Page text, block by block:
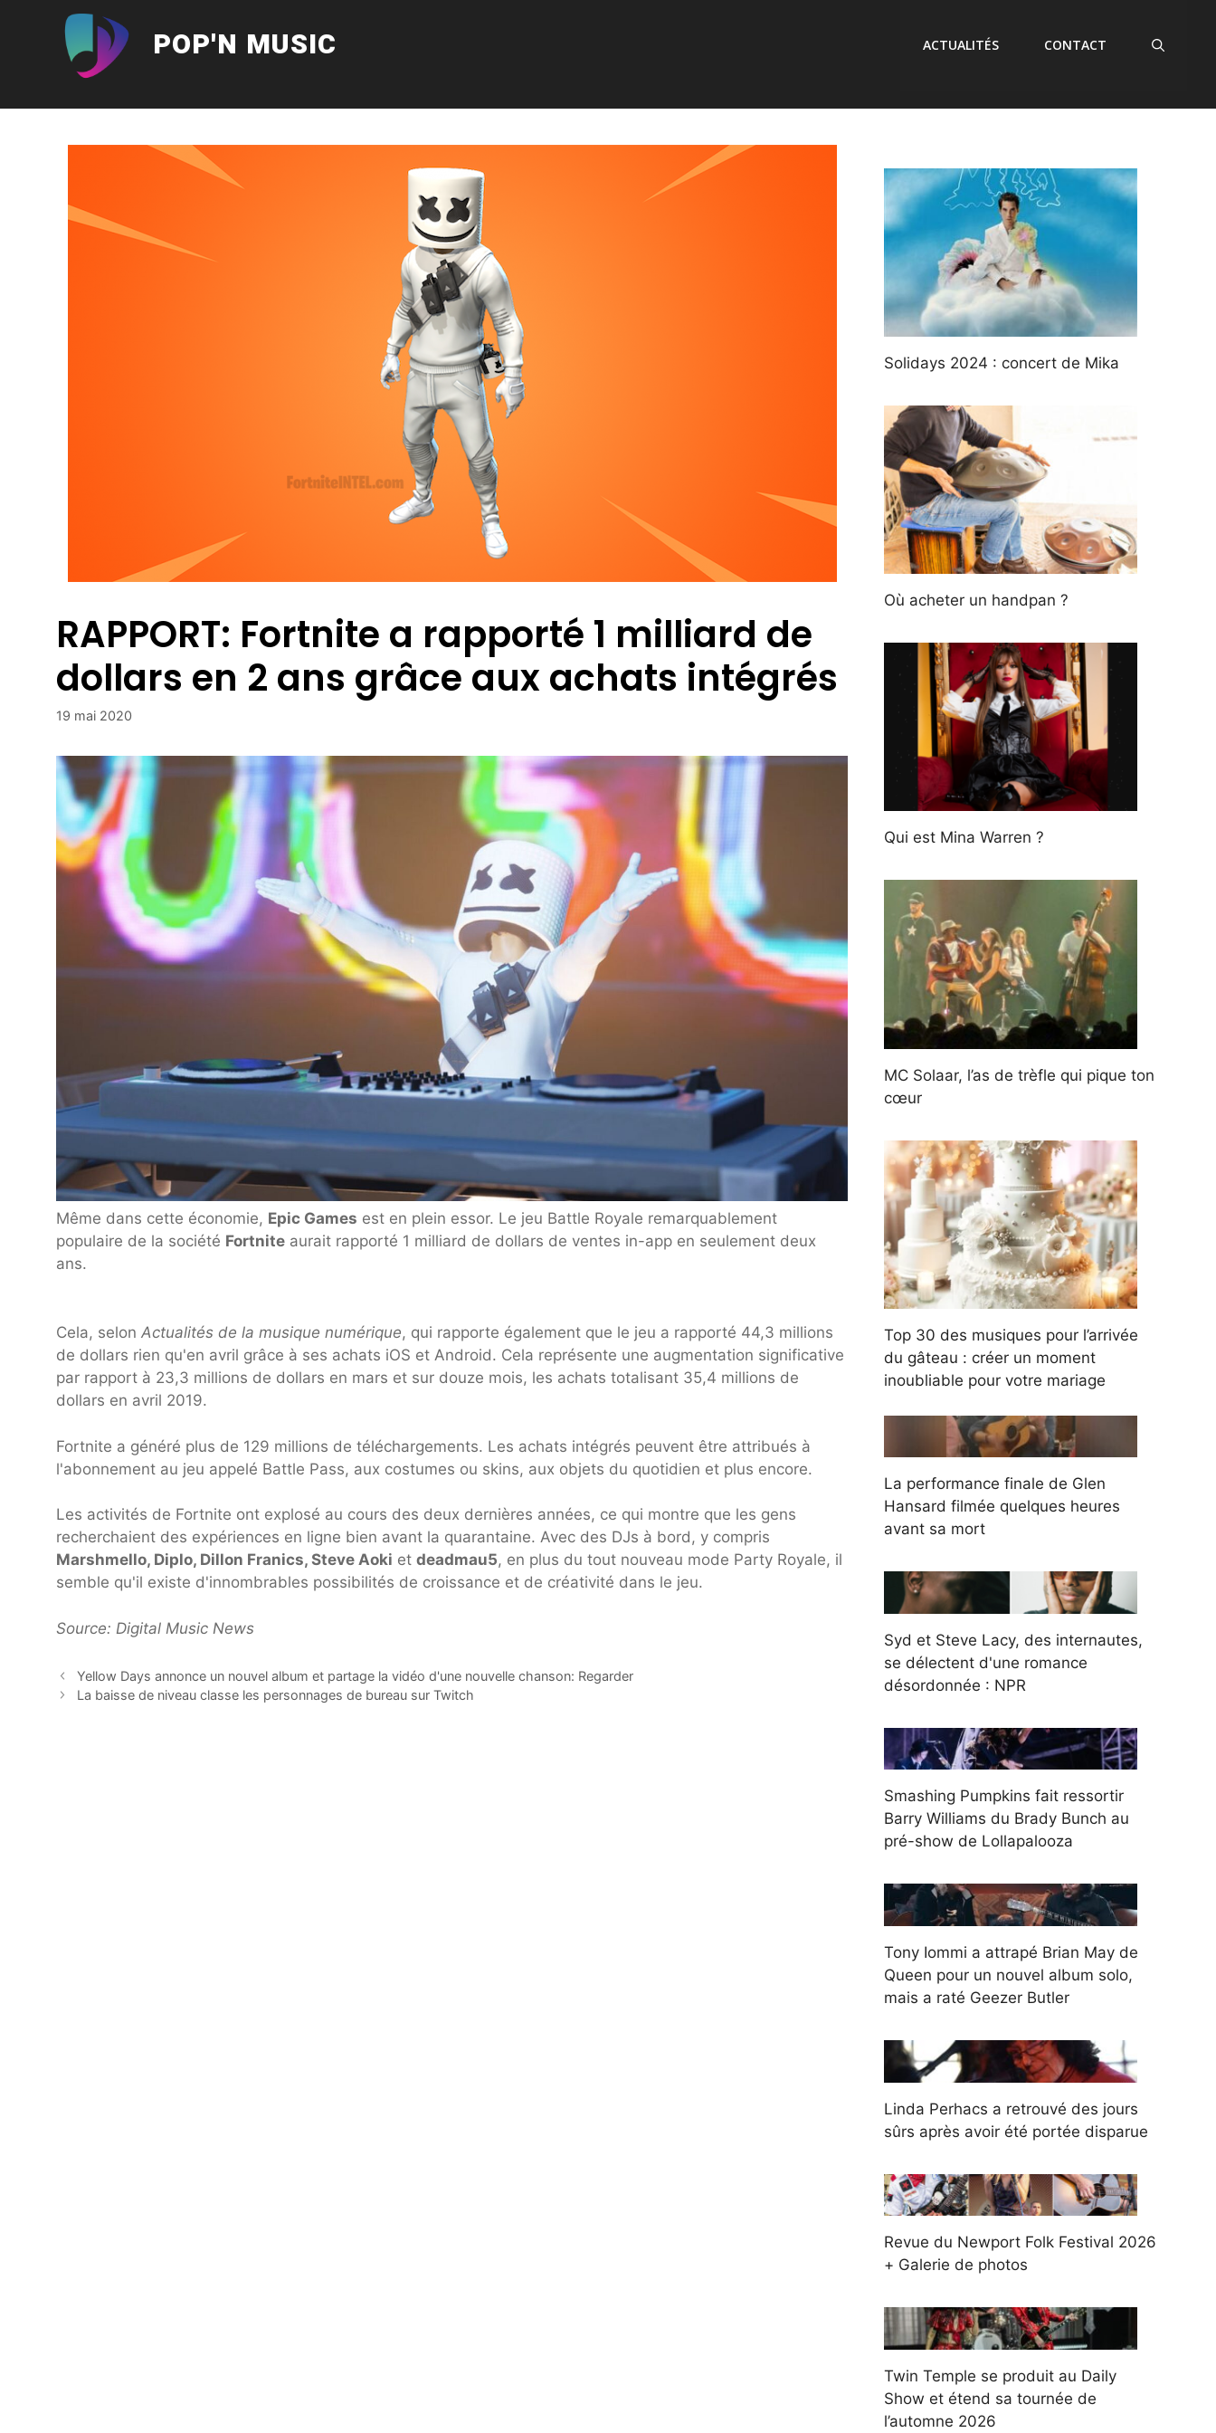
POP'N MUSIC ACTUALITÉS CONTACT
RAPPORT: Fortnite a rapporté 1 milliard de
dollars en 2 ans grâce aux achats intégrés
19 mai 2020
Même dans cette économie, Epic Games est en plein essor. Le jeu Battle Royale remarquablement
populaire de la société Fortnite aurait rapporté 1 milliard de dollars de ventes in-app en seulement deux
ans.
Cela, selon Actualités de la musique numérique, qui rapporte également que le jeu a rapporté 44,3 millions
de dollars rien qu'en avril grâce à ses achats iOS et Android. Cela représente une augmentation significative
par rapport à 23,3 millions de dollars en mars et sur douze mois, les achats totalisant 35,4 millions de
dollars en avril 2019.
Fortnite a généré plus de 129 millions de téléchargements. Les achats intégrés peuvent être attribués à
l'abonnement au jeu appelé Battle Pass, aux costumes ou skins, aux objets du quotidien et plus encore.
Les activités de Fortnite ont explosé au cours des deux dernières années, ce qui montre que les gens
recherchaient des expériences en ligne bien avant la quarantaine. Avec des DJs à bord, y compris
Marshmello, Diplo, Dillon Franics, Steve Aoki et deadmau5, en plus du tout nouveau mode Party Royale, il
semble qu'il existe d'innombrables possibilités de croissance et de créativité dans le jeu.
Source: Digital Music News
Yellow Days annonce un nouvel album et partage la vidéo d'une nouvelle chanson: Regarder
La baisse de niveau classe les personnages de bureau sur Twitch
Solidays 2024 : concert de Mika
Où acheter un handpan ?
Qui est Mina Warren ?
MC Solaar, l’as de trèfle qui pique ton
cœur
Top 30 des musiques pour l’arrivée
du gâteau : créer un moment
inoubliable pour votre mariage
La performance finale de Glen
Hansard filmée quelques heures
avant sa mort
Syd et Steve Lacy, des internautes,
se délectent d'une romance
désordonnée : NPR
Smashing Pumpkins fait ressortir
Barry Williams du Brady Bunch au
pré-show de Lollapalooza
Tony Iommi a attrapé Brian May de
Queen pour un nouvel album solo,
mais a raté Geezer Butler
Linda Perhacs a retrouvé des jours
sûrs après avoir été portée disparue
Revue du Newport Folk Festival 2026
+ Galerie de photos
Twin Temple se produit au Daily
Show et étend sa tournée de
l’automne 2026